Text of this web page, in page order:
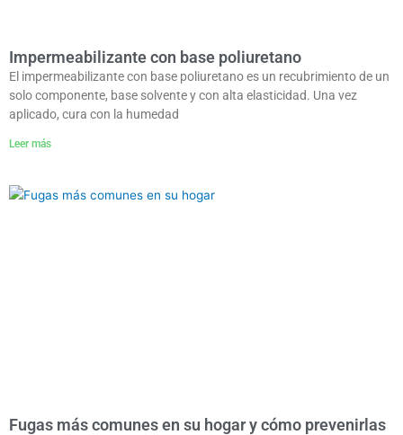
Impermeabilizante con base poliuretano
El impermeabilizante con base poliuretano es un recubrimiento de un
solo componente, base solvente y con alta elasticidad. Una vez
aplicado, cura con la humedad
Leer más
Fugas más comunes en su hogar y cómo prevenirlas